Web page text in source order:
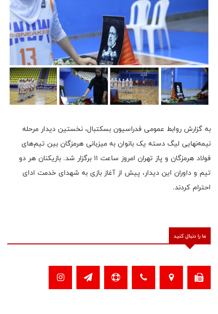
به گزارش روابط عمومی فدراسیون بسکتبال، نخستین دیدار مرحله
نیمه‌نهایی لیگ دسته یک بانوان به میزبانی هرمزگان بین تیم‌های
فولاد هرمزگان و پاز تهران امروز ساعت ۱۱ برگزار شد. بازیکنان هر دو
تیم و داوران این دیدار، پیش از آغاز بازی به شهدای خدمت ادای
احترام کردند.
ما را دنبال کنید